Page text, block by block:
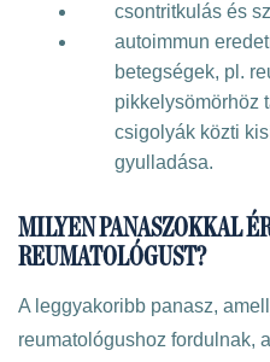
csontritkulás és
autoimmun
betegségek, pl.
pikkelysömörhöz
csigolyák közti
gyulladása.
MILYEN PANASZOKKAL
REUMATOLÓGUST?
A leggyakoribb panasz,
reumatológushoz fordulnak,